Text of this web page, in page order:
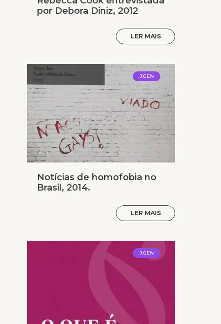
por Debora Diniz, 2012
LER MAIS
J.GEN
Notícias de homofobia no
Brasil, 2014.
LER MAIS
J.GEN